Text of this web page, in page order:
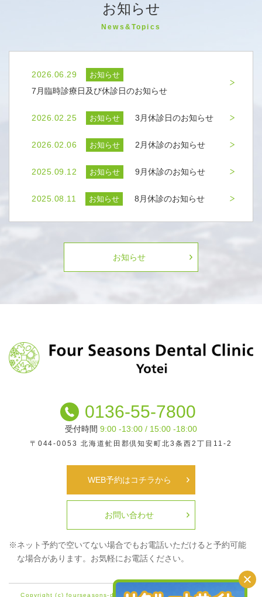
お知らせ
News&Topics
2026.06.29 お知らせ
7月臨時診療日及び休診日のお知らせ
2026.02.25 お知らせ 3月休診日のお知らせ
2026.02.06 お知らせ 2月休診のお知らせ
2025.09.12 お知らせ 9月休診のお知らせ
2025.08.11 お知らせ 8月休診のお知らせ
お知らせ
0136-55-7800
受付時間 9:00 -13:00 / 15:00 -18:00
〒044-0053 北海道虻田郡倶知安町北3条西2丁目11-2
WEB予約はコチラから
お問い合わせ
※ネット予約で空いてない場合でもお電話いただけると予約可能
な場合があります。お気軽にお電話ください。
Copyright (c) fourseasons-dental Clinic Yotei All Rights Reserved.